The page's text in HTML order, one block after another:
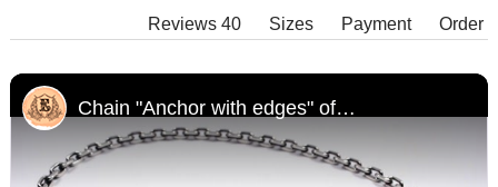
width, length and weight cannot be
Reviews 40 Order
Payment
Sizes
Chain "Anchor with edges" of silver for men